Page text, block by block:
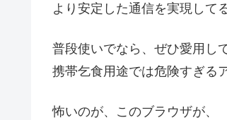
より安定した通信を実現して
普段使いでなら、ぜひ愛用し
携帯乞食用途では危険すぎる
怖いのが、このブラウザが、